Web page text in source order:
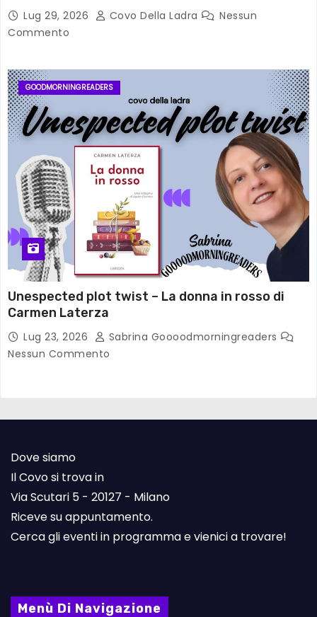
Lug 29, 2026 Covo Della Ladra
Nessun
Commento
GOODMORNINGREADERS
Unespected plot twist – La donna in rosso di
Carmen Laterza
Lug 23, 2026
Sabrina Goooodmorningreaders
Nessun Commento
Dove siamo
Il Covo si trova in
Via Scutari 5 - 20127 - Milano
Riceve su appuntamento.
Cerca gli eventi in programma e vienici a trovare!
Menù Di Navigazione